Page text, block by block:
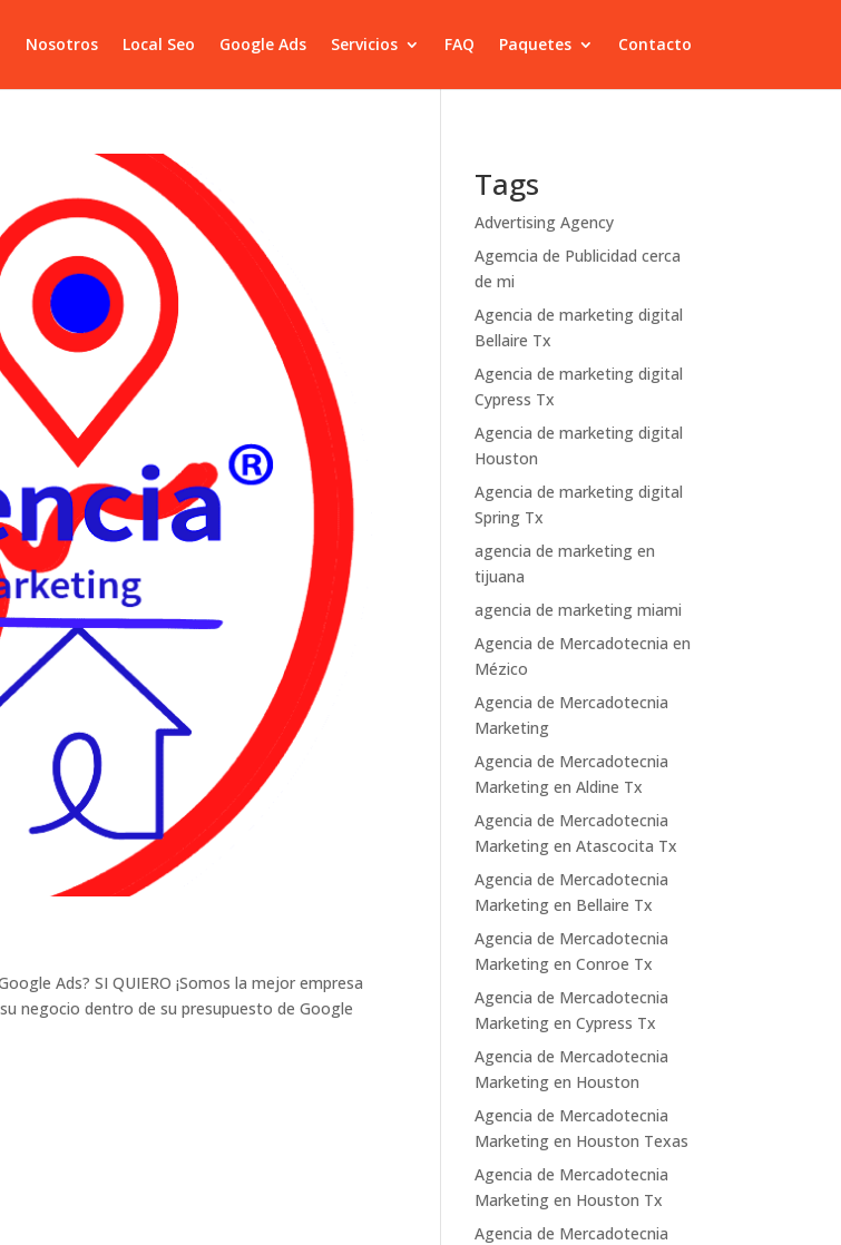
Nosotros Local Seo Google Ads Servicios FAQ Paquetes Contacto
Ads? SI QUIERO ¡Somos la mejor empresa
negocio dentro de su presupuesto de Google
Tags
Advertising Agency
Agemcia de Publicidad cerca
de mi
Agencia de marketing digital
Bellaire Tx
Agencia de marketing digital
Cypress Tx
Agencia de marketing digital
Houston
Agencia de marketing digital
Spring Tx
agencia de marketing en
tijuana
agencia de marketing miami
Agencia de Mercadotecnia en
Mézico
Agencia de Mercadotecnia
Marketing
Agencia de Mercadotecnia
Marketing en Aldine Tx
Agencia de Mercadotecnia
Marketing en Atascocita Tx
Agencia de Mercadotecnia
Marketing en Bellaire Tx
Agencia de Mercadotecnia
Marketing en Conroe Tx
Agencia de Mercadotecnia
Marketing en Cypress Tx
Agencia de Mercadotecnia
Marketing en Houston
Agencia de Mercadotecnia
Marketing en Houston Texas
Agencia de Mercadotecnia
Marketing en Houston Tx
Agencia de Mercadotecnia